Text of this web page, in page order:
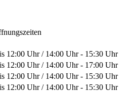
12:00 Uhr / 14:00 Uhr - 15:30 Uhr
12:00 Uhr / 14:00 Uhr - 17:00 Uhr
12:00 Uhr / 14:00 Uhr - 15:30 Uhr
12:00 Uhr / 14:00 Uhr - 15:30 Uhr